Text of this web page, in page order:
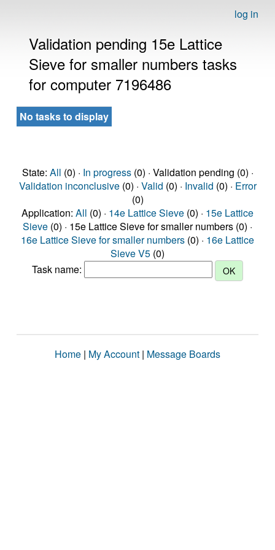
log in
Validation pending 15e Lattice
Sieve for smaller numbers tasks
for computer 7196486
No tasks to display
State: All (0) · In progress(0) · Validation pending (0) ·
Validation inconclusive(0) · Valid (0) · Invalid (0) · Error
(0)
Application: All (0) · 14e Lattice Sieve (0) · 15e Lattice
Sieve (0) · 15e Lattice Sieve for smaller numbers (0) ·
16e Lattice Sieve for smaller numbers (0) · 16e Lattice
Sieve V5 (0)
Task name:
Home | My Account | Message Boards